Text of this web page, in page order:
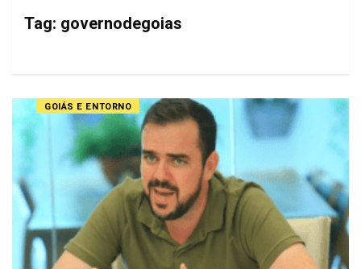
Tag: governodegoias
GOIÁS E ENTORNO